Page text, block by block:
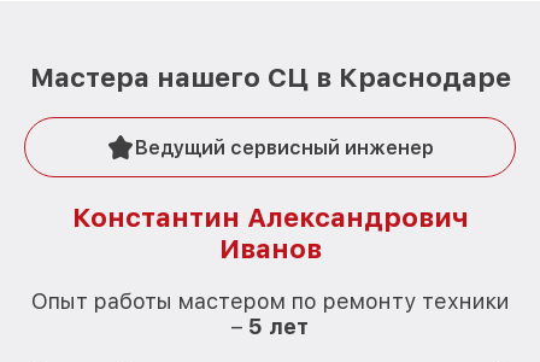
Мастера нашего СЦ в Краснодаре
Ведущий сервисный инженер
Константин Александрович
Иванов
Опыт работы мастером по ремонту техники
– 5 лет